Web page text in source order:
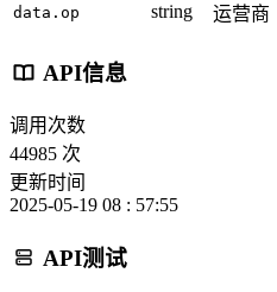
data.op string 运营商
API信息
调用次数
44985 次
更新时间
2025-05-19 08 : 57:55
API测试